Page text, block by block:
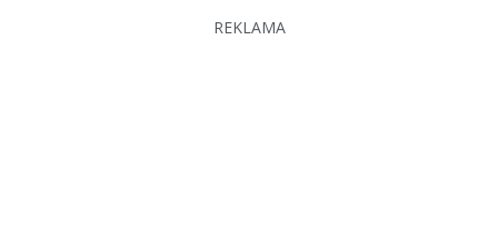
REKLAMA